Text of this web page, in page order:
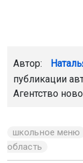
Автор:
публикации
Агентство
школьное меню
область